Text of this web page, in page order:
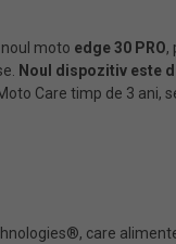
moto edge30 PRO,
Noul dispozitiv este
Care timp de 3 ani,
care